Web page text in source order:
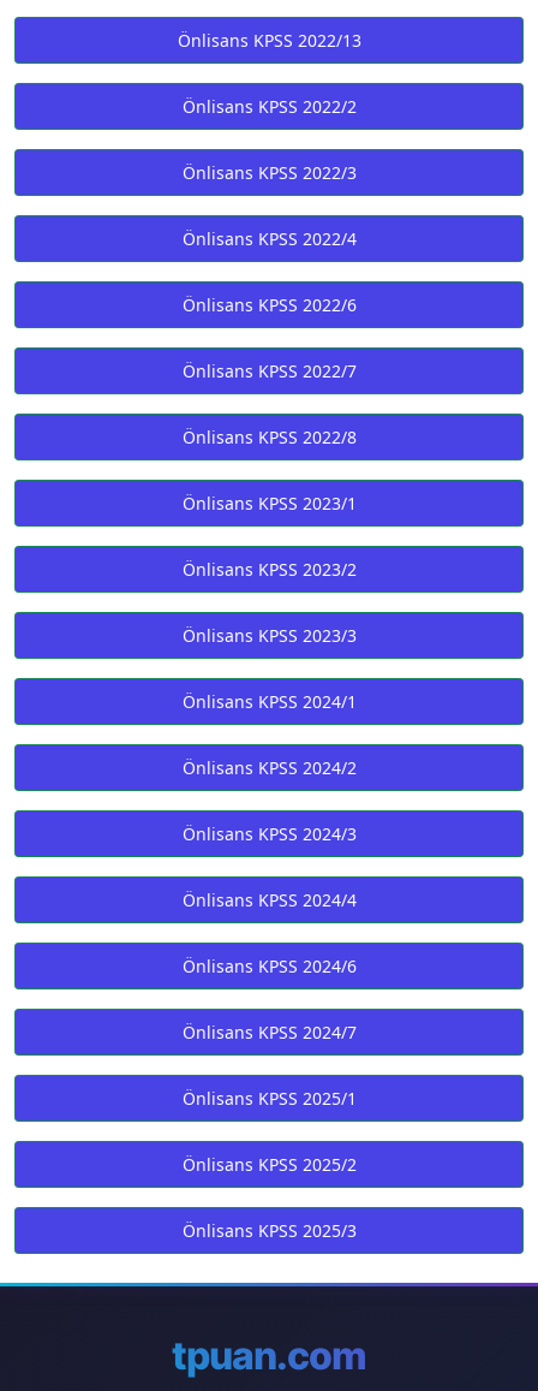
Önlisans KPSS 2022/13
Önlisans KPSS 2022/2
Önlisans KPSS 2022/3
Önlisans KPSS 2022/4
Önlisans KPSS 2022/6
Önlisans KPSS 2022/7
Önlisans KPSS 2022/8
Önlisans KPSS 2023/1
Önlisans KPSS 2023/2
Önlisans KPSS 2023/3
Önlisans KPSS 2024/1
Önlisans KPSS 2024/2
Önlisans KPSS 2024/3
Önlisans KPSS 2024/4
Önlisans KPSS 2024/6
Önlisans KPSS 2024/7
Önlisans KPSS 2025/1
Önlisans KPSS 2025/2
Önlisans KPSS 2025/3
tpuan.com